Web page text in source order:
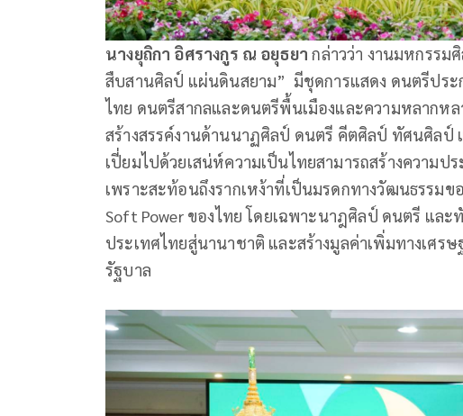
นางยุถิกา อิศรางกูร ณ อยุธยา กล่าวว่า งานมหกรร
สืบสานศิลป์ แผ่นดินสยาม” มีชุดการแสดง ดนตรีประ
ไทย ดนตรีสากลและดนตรีพื้นเมืองและความหลากห
สร้างสรรค์งานด้านนาฏศิลป์ ดนตรี คีตศิลป์ ทัศนศิลป์
เปี่ยมไปด้วยเสน่ห์ความเป็นไทยสามารถสร้างความ
เพราะสะท้อนถึงรากเหง้าที่เป็นมรดกทางวัฒนธรรม
Soft Power ของไทย โดยเฉพาะนาฎศิลป์ ดนตรี แ
ประเทศไทยสู่นานาชาติ และสร้างมูลค่าเพิ่มทางเศร
รัฐบาล